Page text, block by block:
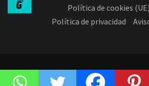
Política de cookies (UE)
Política de privacidad
(c) 2021 El Menú de